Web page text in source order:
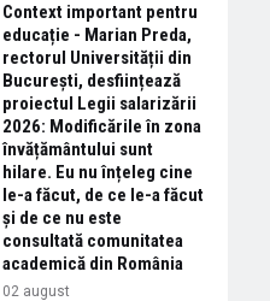
Context important pentru
educație - Marian Preda,
rectorul Universității din
București, desființează
proiectul Legii salarizării
2026: Modificările în zona
învățământului sunt
hilare. Eu nu înțeleg cine
le-a făcut, de ce le-a făcut
și de ce nu este
consultată comunitatea
academică din România
02 august